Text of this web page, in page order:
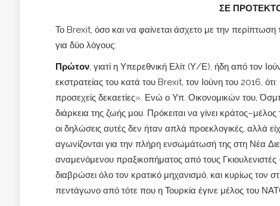
ΣΕ
Το Brexit, όσο και να φαίνεται άσχετο με την
για δύο λόγους:
Πρώτον, γιατί η Υπερεθνική Ελίτ (Υ/Ε), ήδη από τον
εκστρατείας του κατά του Brexit, τον Ιούνη του 2016,
προσεχείς δεκαετίες». Ενώ ο Υπ. Οικονομικών του,
διάρκεια της ζωής μου. Πρόκειται να γίνει
οι δηλώσεις αυτές δεν ήταν απλά προεκλογικές, αλλά
αγωνίζονται για την πλήρη ενσωμάτωσή της στη Νέα
αναμενόμενου πραξικοπήματος από τους
διαβρώσει όλο τον κρατικό μηχανισμό, και κυρίως τον
πεντάγωνο από τότε που η Τουρκία έγινε μέλος του